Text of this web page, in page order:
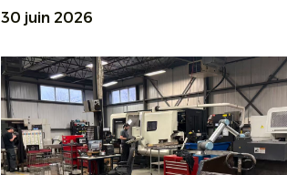
30 juin 2026